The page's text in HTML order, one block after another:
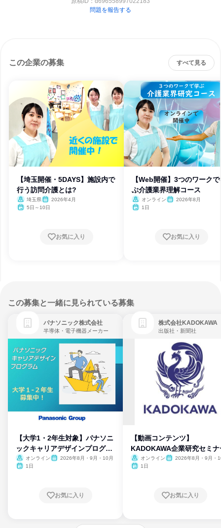
問題を報告する
この企業の募集 すべて見る
【埼玉開催・5DAYS】施設内で
行う訪問介護とは?
埼玉県
2026年4月
5日～10日
お気に入り
【Web開催】3つのワーク
ぶ介護業界理解コース
オンライン
2026年8月
1日
お気に入り
この募集と一緒に見られている募集
パナソニック株式会社
半導体・電子機器メーカー
【大学1・2年生対象】パナソニ
ックキャリアデザインプログラ
ム
オンライン
2026年8月・9月・10月
1日
お気に入り
株式会社KADOKAWA
出版社・新聞社
【動画コンテンツ】
KADOKAWA企業研究セミナ
オンライン
2026年8月・9月・
1日
お気に入り